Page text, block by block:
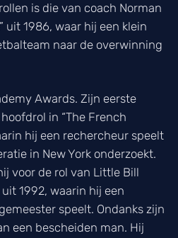
is die van coach Norman
uit 1986, waar hij een klein
naar de overwinning
Awards. Zijn eerste
in “The French
hij een rechercheur speelt
in New York onderzoekt.
voor de rol van Little Bill
1992, waarin hij een
speelt. Ondanks zijn
een bescheiden man. Hij